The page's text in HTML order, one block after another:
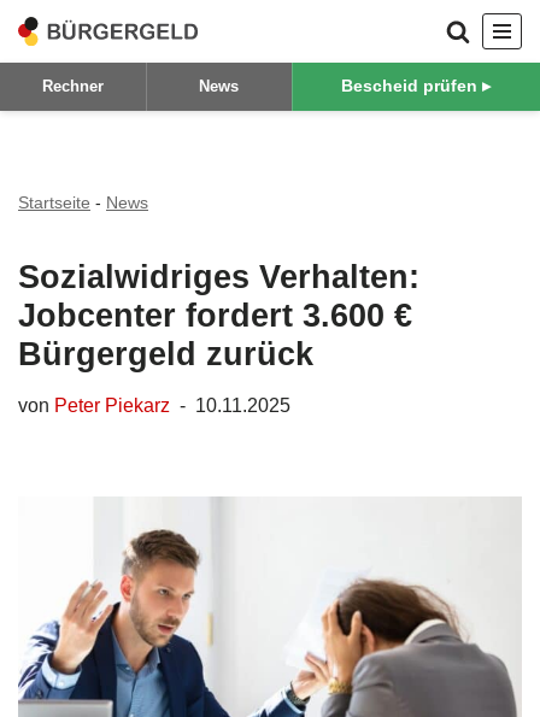
Zum
Inhalt
Rechner News Bescheid prüfen ▸
Startseite - News
Sozialwidriges Verhalten:
Jobcenter fordert 3.600 €
Bürgergeld zurück
von Peter Piekarz 10.11.2025